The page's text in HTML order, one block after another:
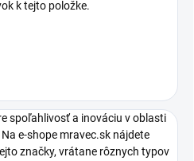
k tejto položke.
spoľahlivosť a inováciu v oblasti
e-shope mravec.sk nájdete
značky, vrátane rôznych typov